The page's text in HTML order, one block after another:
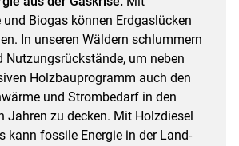
und Biogas können Erdgaslücken
In unseren Wäldern schlummern
Nutzungsrückstände, um neben
Holzbauprogramm auch den
und Strombedarf in den
Jahren zu decken. Mit Holzdiesel
kann fossile Energie in der Land-